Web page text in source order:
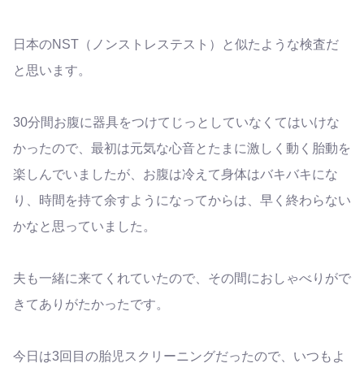
日本のNST（ノンストレステスト）と似たような検査だ
と思います。
30分間お腹に器具をつけてじっとしていなくてはいけな
かったので、最初は元気な心音とたまに激しく動く胎動を
楽しんでいましたが、お腹は冷えて身体はバキバキにな
り、時間を持て余すようになってからは、早く終わらない
かなと思っていました。
夫も一緒に来てくれていたので、その間におしゃべりがで
きてありがたかったです。
今日は3回目の胎児スクリーニングだったので、いつもよ